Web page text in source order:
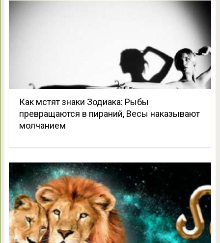
Как мстят знаки Зодиака: Рыбы
превращаются в пираний, Весы наказывают
молчанием